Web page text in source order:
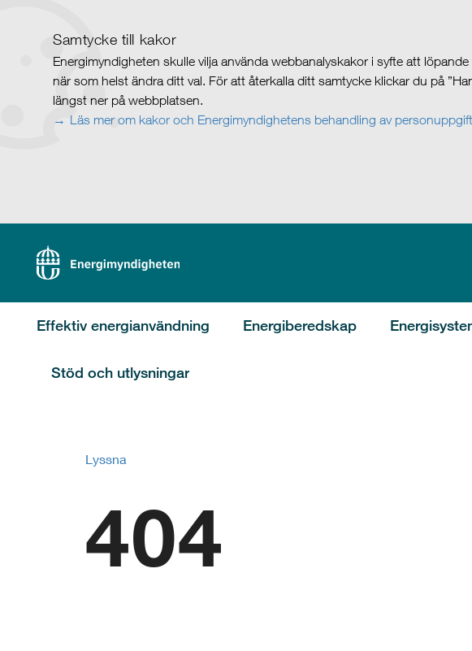
Samtycke till kakor
Energimyndigheten skulle vilja använda webbanalyskakor i syfte att
när som helst ändra ditt val. För att återkalla ditt samtycke klickar du på
längst ner på webbplatsen.
Läs mer om kakor och Energimyndighetens behandling av
Effektiv energianvändning Energiberedskap
Stöd och utlysningar
Lyssna
404